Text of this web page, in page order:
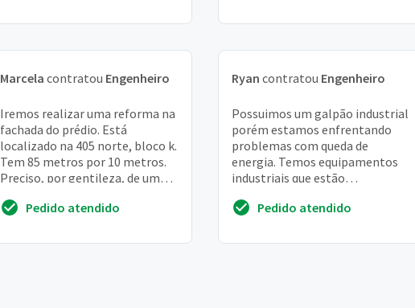
Marcela contratou Engenheiro
Iremos realizar uma reforma na
fachada do prédio. Está
localizado na 405 norte, bloco k.
Tem 85 metros por 10 metros.
Preciso, por gentileza, de um
somente com...
Pedido atendido
Ryan contratou Engenheiro
Possuimos um galpão industrial
porém estamos enfrentando
problemas com queda de
energia. Temos equipamentos
industriais que estão
disjuntor cai
Pedido atendido